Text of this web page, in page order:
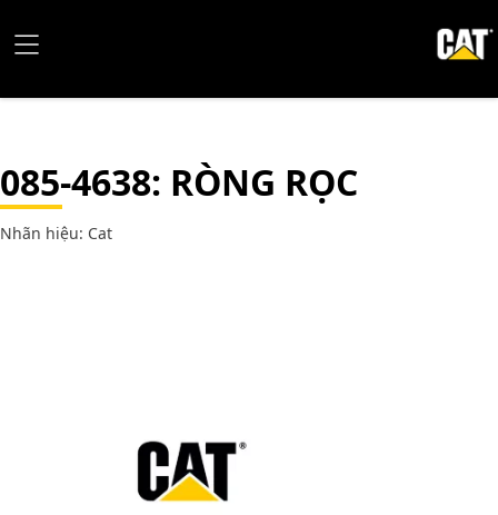
085-4638: RÒNG RỌC
Nhãn hiệu: Cat